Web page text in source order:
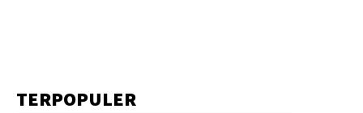
TERPOPULER